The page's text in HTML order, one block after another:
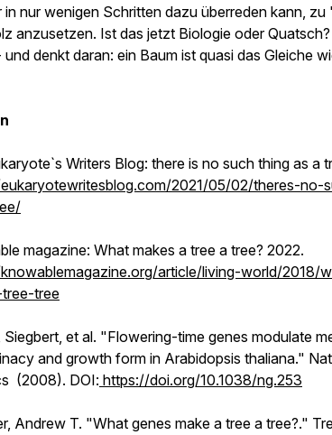
in nur wenigen Schritten dazu überreden kann,
anzusetzen. Ist das jetzt Biologie oder
und denkt daran: ein Baum ist quasi das Gleiche
Writers Blog: there is no such thing as a
2021/05/02/theres-no-
magazine: What makes a tree a tree? 2022.
article/living-world/2018/
tree
Siegbert, et al. "Flowering-time genes modulate
and growth form in Arabidopsis thaliana."
(2008). DOI: https://doi.org/10.1038/ng.253
Andrew T. "What genes make a tree a tree?."